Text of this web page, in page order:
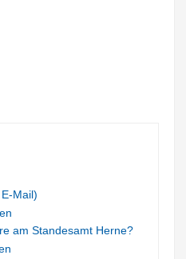
Mail)
am Standesamt Herne?